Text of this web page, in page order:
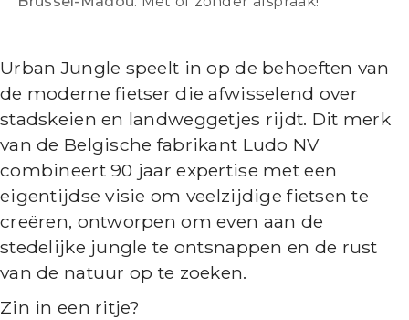
Urban Jungle speelt in op de behoeften van
de moderne fietser die afwisselend over
stadskeien en landweggetjes rijdt. Dit merk
van de Belgische fabrikant Ludo NV
combineert 90 jaar expertise met een
eigentijdse visie om veelzijdige fietsen te
creëren, ontworpen om even aan de
stedelijke jungle te ontsnappen en de rust
van de natuur op te zoeken.
Zin in een ritje?